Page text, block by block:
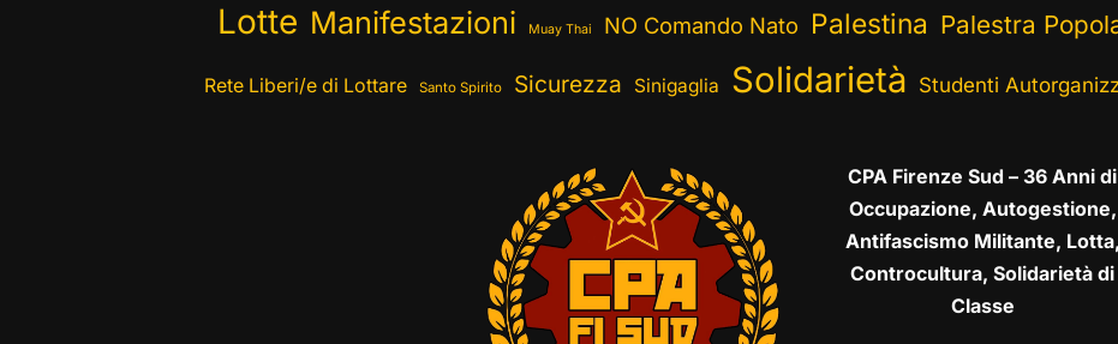
Lotte Manifestazioni Muay Thai NO Comando Nato Palestina Palestra
Rete Liberi/e di Lottare Santo Spirito Sicurezza Sinigaglia Solidarietà Studenti
CPA Firenze Sud – 36 Anni di
Occupazione, Autogestione,
Antifascismo Militante, Lotta,
Controcultura, Solidarietà di
Classe